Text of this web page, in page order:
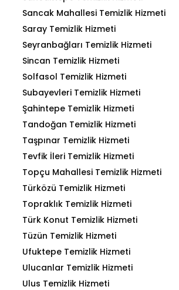
Sancak Mahallesi Temizlik Hizmeti
Saray Temizlik Hizmeti
Seyranbağları Temizlik Hizmeti
Sincan Temizlik Hizmeti
Solfasol Temizlik Hizmeti
Subayevleri Temizlik Hizmeti
Şahintepe Temizlik Hizmeti
Tandoğan Temizlik Hizmeti
Taşpınar Temizlik Hizmeti
Tevfik İleri Temizlik Hizmeti
Topçu Mahallesi Temizlik Hizmeti
Türközü Temizlik Hizmeti
Topraklık Temizlik Hizmeti
Türk Konut Temizlik Hizmeti
Tüzün Temizlik Hizmeti
Ufuktepe Temizlik Hizmeti
Ulucanlar Temizlik Hizmeti
Ulus Temizlik Hizmeti